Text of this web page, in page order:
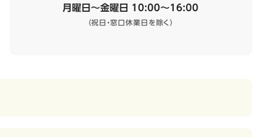
月曜日～金曜日 10:00～16:00
（祝日・窓口休業日を除く）